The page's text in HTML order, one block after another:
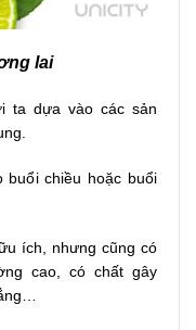
lai
ta dựa vào các sản
buổi chiều hoặc buổi
ích, nhưng cũng có
cao, có chất gây